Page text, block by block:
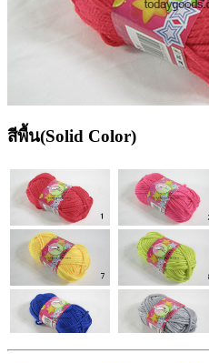
สีพื้น(Solid Color)